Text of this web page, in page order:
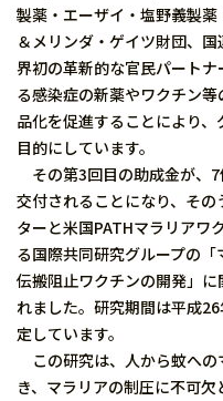
製薬・エーザイ・塩野義製
＆メリンダ・ゲイツ財団、
界初の革新的な官民パート
る感染症の新薬やワクチン
品化を促進することにより
目的にしています。
その第3回目の助成金が、
交付されることになり、そ
ターと米国PATHマラリアワ
る国際共同研究グループの
伝搬阻止ワクチンの開発」
れました。研究期間は平成
定しています。
この研究は、人から蚊への
き、マラリアの制圧に不可